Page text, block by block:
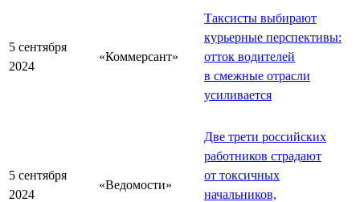
5 сентября
2024
«Коммерсант»
Таксисты выбирают
курьерные перспективы:
отток водителей
в смежные отрасли
усиливается
5 сентября
2024
«Ведомости»
Две трети российских
работников страдают
от токсичных
начальников,